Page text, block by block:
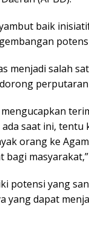
baik
menjadi salah
saat ini,
orang ke
potensi yang
yang dapat